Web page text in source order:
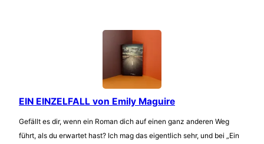
EIN EINZELFALL von Emily Maguire
Gefällt es dir, wenn ein Roman dich auf einen ganz anderen Weg
führt, als du erwartet hast? Ich mag das eigentlich sehr, und bei „Ein